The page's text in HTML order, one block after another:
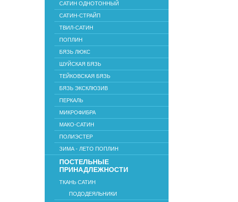
САТИН ОДНОТОННЫЙ
САТИН-СТРАЙП
ТВИЛ-САТИН
ПОПЛИН
БЯЗЬ ЛЮКС
ШУЙСКАЯ БЯЗЬ
ТЕЙКОВСКАЯ БЯЗЬ
БЯЗЬ ЭКСКЛЮЗИВ
ПЕРКАЛЬ
МИКРОФИБРА
МАКО-САТИН
ПОЛИЭСТЕР
ЗИМА - ЛЕТО ПОПЛИН
ПОСТЕЛЬНЫЕ
ПРИНАДЛЕЖНОСТИ
ТКАНЬ САТИН
ПОДОДЕЯЛЬНИКИ